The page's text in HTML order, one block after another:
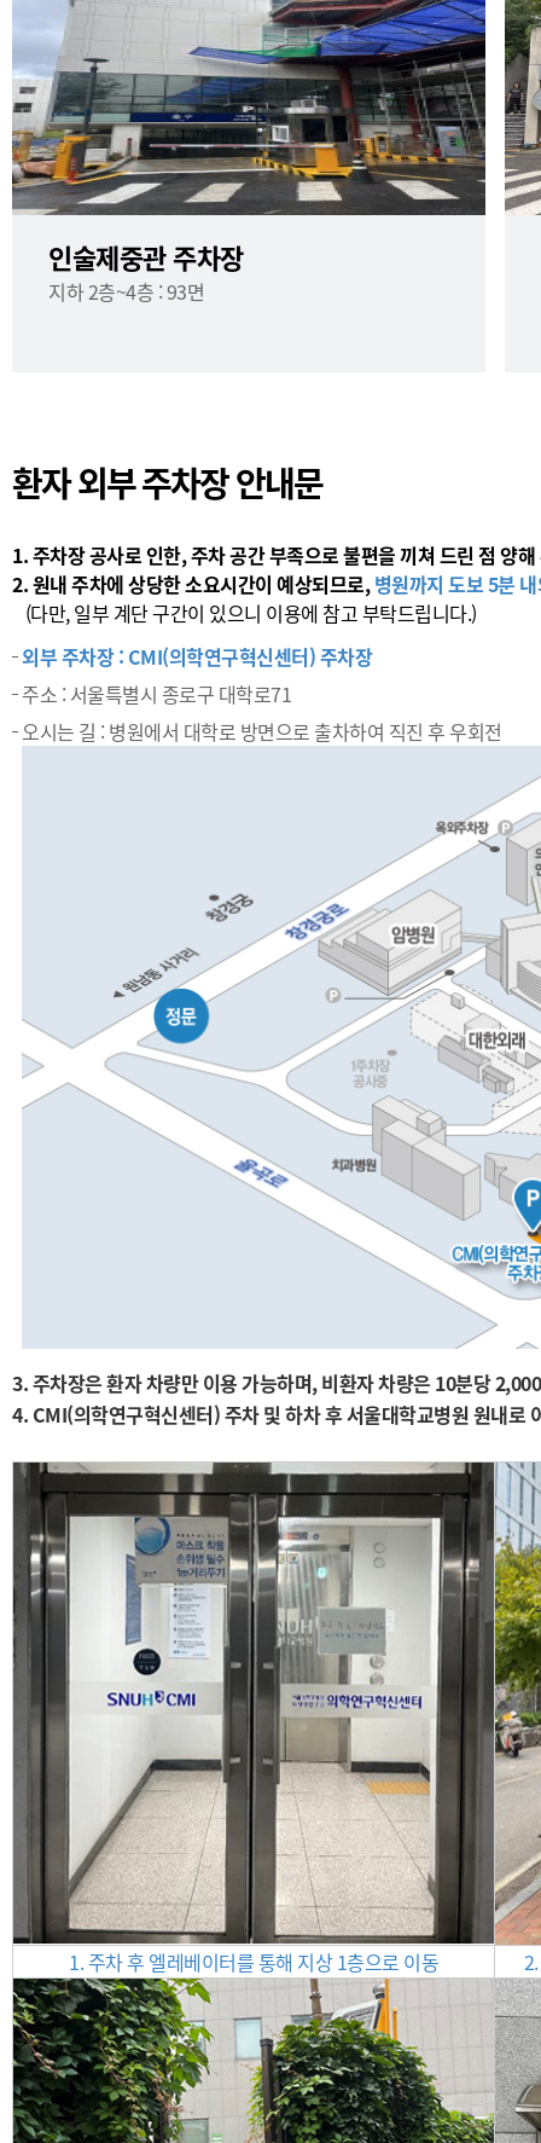
인술제중관 주차장
지하 2층~4층 : 93면
환자 외부 주차장 안내문
1.주차장 공사로 인한, 주차 공간 부족으로 불편을 끼쳐 드린 점 양
2. 원내 주차에 상당한 소요시간이 예상되므로,병원까지 도보 5분
(다만, 일부 계단 구간이 있으니 이용에 참고 부탁드립니다.)
외부 주차장 : CMI(의학연구혁신센터) 주차장
주소 : 서울특별시 종로구 대학로71
오시는 길 : 병원에서 대학로 방면으로 출차하여 직진 후 우회전
3. 주차장은 환자 차량만 이용 가능하며, 비환자 차량은 10분당
4. CMI(의학연구혁신센터) 주차 및 하차 후 서울대학교병원 원내로
1. 주차 후 엘레베이터를 통해 지상 1층으로 이동